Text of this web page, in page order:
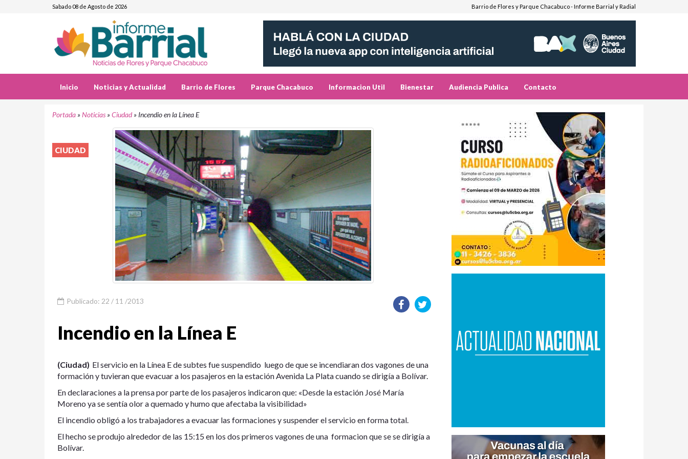
Sabado 08 de Agosto de 2026 Barrio de Flores y Parque Chacabuco - Informe Barrial y Radial
Inicio Noticias y Actualidad Barrio de Flores Parque Chacabuco Informacion Util Bienestar Audiencia Publica Contacto
Portada »Noticias »Ciudad» Incendio en la Línea E
CIUDAD
Publicado: 22 / 11 /2013
Incendio en la Línea E
(Ciudad) El servicio en la Línea E de subtes fue suspendido luego de que se incendiaran dos vagones de una
formación y tuvieran que evacuar a los pasajeros en la estación Avenida La Plata cuando se dirigía a Bolívar.
En declaraciones a la prensa por parte de los pasajeros indicaron que: «Desde la estación José María
Moreno ya se sentía olor a quemado y humo que afectaba la visibilidad»
El incendio obligó a los trabajadores a evacuar las formaciones y suspender el servicio en forma total.
El hecho se produjo alrededor de las 15:15 en los dos primeros vagones de una formacion que se se dirigía a
Bolívar.